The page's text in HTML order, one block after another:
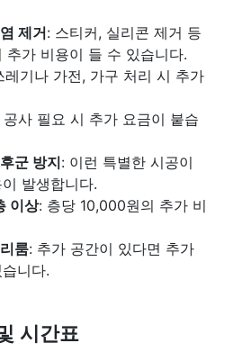
제거: 스티커, 실리콘 제거 등
추가 비용이 들 수 있습니다.
레기나 가전, 가구 처리 시 추가
사 필요 시 추가 요금이 붙습
군 방지: 이런 특별한 시공이
발생합니다.
이상: 층당 10,000원의 추가 비
룸: 추가 공간이 있다면 추가
니다.
시간표